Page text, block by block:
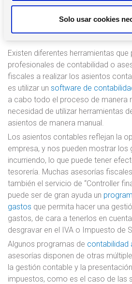
m
Solo usar cookies
Herramientas que
hacer los asientos
Existen diferentes herramientas que
profesionales de contabilidad o
fiscales a realizar los asientos
es utilizar un software de
a cabo todo el proceso de manera
necesidad de utilizar herramientas
asientos de manera manual.
Los asientos contables reflejan la
empresa, y nos pueden mostrar los
incurriendo, lo que puede tener
tesorería. Muchas asesorías
también el servicio de “Controller
puede ser de gran ayuda un
gastos que permita hacer una
gastos, de cara a tenerlos en
desgravar en el IVA o Impuesto de
Algunos programas de contabilidad
asesorías disponen de otras
la gestión contable y la
impuestos, como es el caso de las